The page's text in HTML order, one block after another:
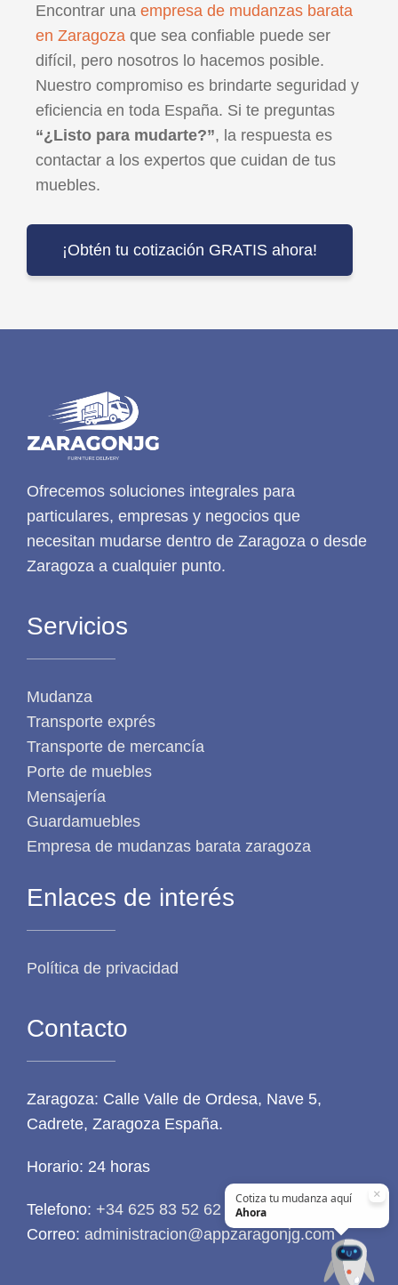
Encontrar una empresa de mudanzas barata
en Zaragoza que sea confiable puede ser
difícil, pero nosotros lo hacemos posible.
Nuestro compromiso es brindarte seguridad y
eficiencia en toda España. Si te preguntas
“¿Listo para mudarte?”, la respuesta es
contactar a los expertos que cuidan de tus
muebles.
¡Obtén tu cotización GRATIS ahora!
Ofrecemos soluciones integrales para
particulares, empresas y negocios que
necesitan mudarse dentro de Zaragoza o desde
Zaragoza a cualquier punto.
Servicios
Mudanza
Transporte exprés
Transporte de mercancía
Porte de muebles
Mensajería
Guardamuebles
Empresa de mudanzas barata zaragoza
Enlaces de interés
Política de privacidad
Contacto
Zaragoza: Calle Valle de Ordesa, Nave 5,
Cadrete, Zaragoza España.
Horario: 24 horas
Telefono: +34 625 83 52 62
Correo: administracion@appzaragonjg.com
×
Cotiza tu mudanza aquí
Ahora